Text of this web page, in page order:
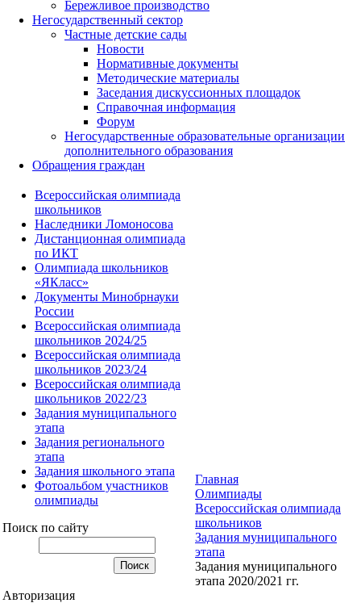
Бережливое производство
Негосударственный сектор
Частные детские сады
Новости
Нормативные документы
Методические материалы
Заседания дискуссионных площадок
Справочная информация
Форум
Негосударственные образовательные организации
дополнительного образования
Обращения граждан
Всероссийская олимпиада
школьников
Наследники Ломоносова
Дистанционная олимпиада
по ИКТ
Олимпиада школьников
«ЯКласс»
Документы Минобрнауки
России
Всероссийская олимпиада
школьников 2024/25
Всероссийская олимпиада
школьников 2023/24
Всероссийская олимпиада
школьников 2022/23
Задания муниципального
этапа
Задания регионального
этапа
Задания школьного этапа
Фотоальбом участников
олимпиады
Поиск по сайту
Авторизация
Главная
Олимпиады
Всероссийская олимпиада
школьников
Задания муниципального
этапа
Задания муниципального
этапа 2020/2021 гг.